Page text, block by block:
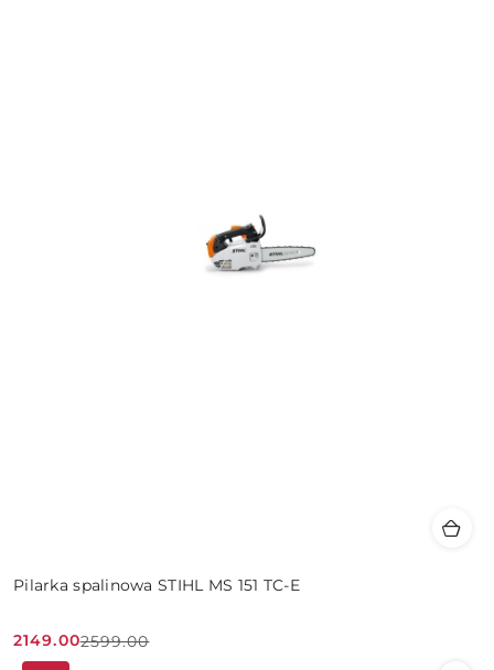
Pilarka spalinowa STIHL MS 151 TC-E
Cena
2149.00
Cena
2599.00